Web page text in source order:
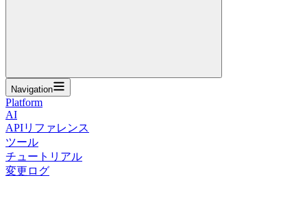
Navigation
Platform
AI
APIリファレンス
ツール
チュートリアル
変更ログ